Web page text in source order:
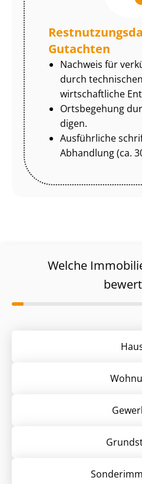
Gutachten
Nachweis für
durch
wirtschaftliche
Ortsbegehung
di­gen.
Ausführliche
Abhandlung (ca.
Welche